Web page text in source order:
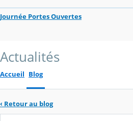
Journée Portes Ouvertes
Actualités
Accueil Blog
‹ Retour au blog